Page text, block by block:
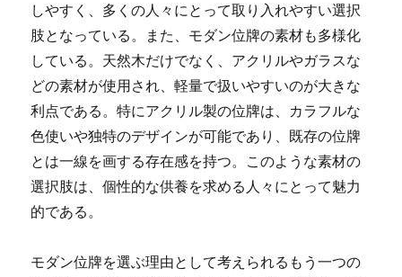
しやすく、多くの人々にとって取り入れやすい選択
肢となっている。また、モダン位牌の素材も多様化
している。天然木だけでなく、アクリルやガラスな
どの素材が使用され、軽量で扱いやすいのが大きな
利点である。特にアクリル製の位牌は、カラフルな
色使いや独特のデザインが可能であり、既存の位牌
とは一線を画する存在感を持つ。このような素材の
選択肢は、個性的な供養を求める人々にとって魅力
的である。
モダン位牌を選ぶ理由として考えられるもう一つの